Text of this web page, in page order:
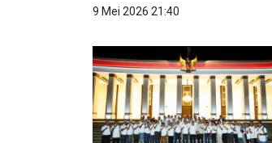
9 Mei 2026 21:40